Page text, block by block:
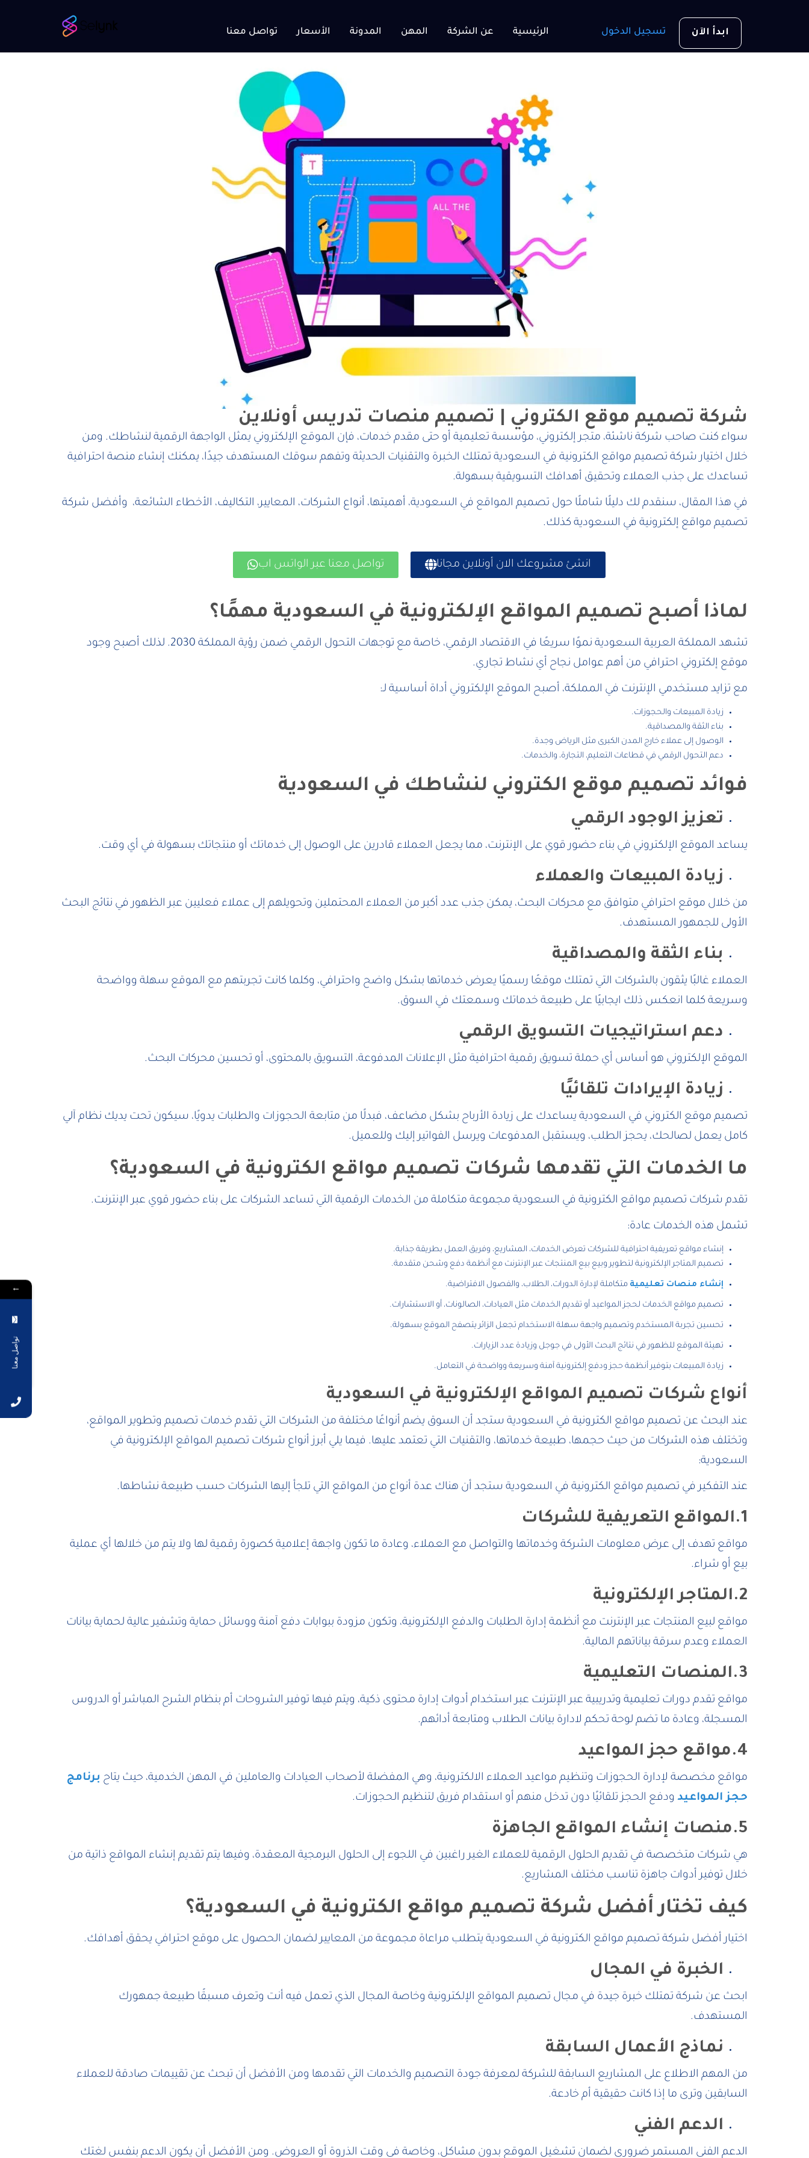
تواصل معنا الأسعار المدونة المهن عن الشركة الرئيسية تسجيل الدخول ابدأ الآن
شركة تصميم موقع الكتروني | تصميم منصات تدريس أونلاين
سواء كنت صاحب شركة ناشئة، متجر إلكتروني، مؤسسة تعليمية أو حتى مقدم خدمات، فإن الموقع الإلكتروني يمثل الواجهة الرقمية لنشاطك. ومن
خلال اختيار شركة تصميم مواقع الكترونية في السعودية تمتلك الخبرة والتقنيات الحديثة وتفهم سوقك المستهدف جيدًا، يمكنك إنشاء منصة احترافية
تساعدك على جذب العملاء وتحقيق أهدافك التسويقية بسهولة.
في هذا المقال، سنقدم لك دليلًا شاملًا حول تصميم المواقع في السعودية، أهميتها، أنواع الشركات، المعايير، التكاليف، الأخطاء الشائعة، وأفضل شركة
تصميم مواقع إلكترونية في السعودية كذلك.
انشئ مشروعك الان أونلاين مجانا تواصل معنا عبر الواتس اب
لماذا أصبح تصميم المواقع الإلكترونية في السعودية مهمًا؟
تشهد المملكة العربية السعودية نموًا سريعًا في الاقتصاد الرقمي، خاصة مع توجهات التحول الرقمي ضمن رؤية المملكة 2030. لذلك أصبح وجود
موقع إلكتروني احترافي من أهم عوامل نجاح أي نشاط تجاري.
مع تزايد مستخدمي الإنترنت في المملكة، أصبح الموقع الإلكتروني أداة أساسية لـ:
زيادة المبيعات والحجوزات.
بناء الثقة والمصداقية.
الوصول إلى عملاء خارج المدن الكبرى مثل الرياض وجدة.
دعم التحول الرقمي في قطاعات التعليم، التجارة، والخدمات.
فوائد تصميم موقع الكتروني لنشاطك في السعودية
تعزيز الوجود الرقمي
يساعد الموقع الإلكتروني في بناء حضور قوي على الإنترنت، مما يجعل العملاء قادرين على الوصول إلى خدماتك أو منتجاتك بسهولة في أي وقت.
زيادة المبيعات والعملاء
من خلال موقع احترافي متوافق مع محركات البحث، يمكن جذب عدد أكبر من العملاء المحتملين وتحويلهم إلى عملاء فعليين عبر الظهور في نتائج البحث
الأولى للجمهور المستهدف.
بناء الثقة والمصداقية
العملاء غالبًا يثقون بالشركات التي تمتلك موقعًا رسميًا يعرض خدماتها بشكل واضح واحترافي، وكلما كانت تجربتهم مع الموقع سهلة وواضحة
وسريعة كلما انعكس ذلك ايجابيًا على طبيعة خدماتك وسمعتك في السوق.
دعم استراتيجيات التسويق الرقمي
الموقع الإلكتروني هو أساس أي حملة تسويق رقمية احترافية مثل الإعلانات المدفوعة، التسويق بالمحتوى، أو تحسين محركات البحث.
زيادة الإيرادات تلقائيًا
تصميم موقع الكتروني في السعودية يساعدك على زيادة الأرباح بشكل مضاعف، فبدلًا من متابعة الحجوزات والطلبات يدويًا، سيكون تحت يديك نظام آلي
كامل يعمل لصالحك، يحجز الطلب، ويستقبل المدفوعات ويرسل الفواتير إليك وللعميل.
ما الخدمات التي تقدمها شركات تصميم مواقع الكترونية في السعودية؟
تقدم شركات تصميم مواقع الكترونية في السعودية مجموعة متكاملة من الخدمات الرقمية التي تساعد الشركات على بناء حضور قوي عبر الإنترنت.
تشمل هذه الخدمات عادة:
إنشاء مواقع تعريفية احترافية للشركات تعرض الخدمات، المشاريع، وفريق العمل بطريقة جذابة.
تصميم المتاجر الإلكترونية لتطوير وبيع بيع المنتجات عبر الإنترنت مع أنظمة دفع وشحن متقدمة.
إنشاء منصات تعليمية متكاملة لإدارة الدورات، الطلاب، والفصول الافتراضية.
تصميم مواقع الخدمات لحجز المواعيد أو تقديم الخدمات مثل العيادات، الصالونات، أو الاستشارات.
تحسين تجربة المستخدم وتصميم واجهة سهلة الاستخدام تجعل الزائر يتصفح الموقع بسهولة.
تهيئة الموقع للظهور في نتائج البحث الأولى في جوجل وزيادة عدد الزيارات.
زيادة المبيعات بتوفير أنظمة حجز ودفع إلكترونية آمنة وسريعة وواضحة في التعامل.
أنواع شركات تصميم المواقع الإلكترونية في السعودية
عند البحث عن تصميم مواقع الكترونية في السعودية ستجد أن السوق يضم أنواعًا مختلفة من الشركات التي تقدم خدمات تصميم وتطوير المواقع،
وتختلف هذه الشركات من حيث حجمها، طبيعة خدماتها، والتقنيات التي تعتمد عليها. فيما يلي أبرز أنواع شركات تصميم المواقع الإلكترونية في
السعودية:
عند التفكير في تصميم مواقع الكترونية في السعودية ستجد أن هناك عدة أنواع من المواقع التي تلجأ إليها الشركات حسب طبيعة نشاطها.
1.المواقع التعريفية للشركات
مواقع تهدف إلى عرض معلومات الشركة وخدماتها والتواصل مع العملاء، وعادة ما تكون واجهة إعلامية كصورة رقمية لها ولا يتم من خلالها أي عملية
بيع أو شراء.
2.المتاجر الإلكترونية
مواقع لبيع المنتجات عبر الإنترنت مع أنظمة إدارة الطلبات والدفع الإلكترونية، وتكون مزودة ببوابات دفع آمنة ووسائل حماية وتشفير عالية لحماية بيانات
العملاء وعدم سرقة بياناتهم المالية.
3.المنصات التعليمية
مواقع تقدم دورات تعليمية وتدريبية عبر الإنترنت عبر استخدام أدوات إدارة محتوى ذكية، ويتم فيها توفير الشروحات أم بنظام الشرح المباشر أو الدروس
المسجلة، وعادة ما تضم لوحة تحكم لادارة بيانات الطلاب ومتابعة أدائهم.
4.مواقع حجز المواعيد
مواقع مخصصة لإدارة الحجوزات وتنظيم مواعيد العملاء الالكترونية، وهي المفضلة لأصحاب العيادات والعاملين في المهن الخدمية، حيث يتاح برنامج
حجز المواعيد ودفع الحجز تلقائيًا دون تدخل منهم أو استقدام فريق لتنظيم الحجوزات.
5.منصات إنشاء المواقع الجاهزة
هي شركات متخصصة في تقديم الحلول الرقمية للعملاء الغير راغبين في اللجوء إلى الحلول البرمجية المعقدة، وفيها يتم تقديم إنشاء المواقع ذاتية من
خلال توفير أدوات جاهزة تناسب مختلف المشاريع.
كيف تختار أفضل شركة تصميم مواقع الكترونية في السعودية؟
اختيار أفضل شركة تصميم مواقع الكترونية في السعودية يتطلب مراعاة مجموعة من المعايير لضمان الحصول على موقع احترافي يحقق أهدافك.
الخبرة في المجال
ابحث عن شركة تمتلك خبرة جيدة في مجال تصميم المواقع الإلكترونية وخاصة المجال الذي تعمل فيه أنت وتعرف مسبقًا طبيعة جمهورك
المستهدف.
نماذج الأعمال السابقة
من المهم الاطلاع على المشاريع السابقة للشركة لمعرفة جودة التصميم والخدمات التي تقدمها ومن الأفضل أن تبحث عن تقييمات صادقة للعملاء
السابقين وترى ما إذا كانت حقيقية أم خادعة.
الدعم الفني
الدعم الفني المستمر ضروري لضمان تشغيل الموقع بدون مشاكل، وخاصة في وقت الذروة أو العروض. ومن الأفضل أن يكون الدعم بنفس لغتك
←
تواصل معنا